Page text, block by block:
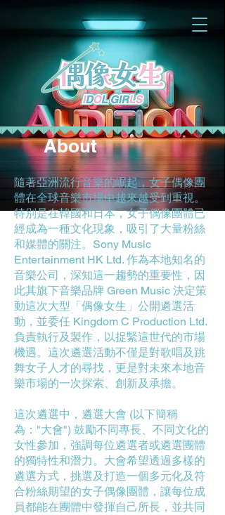
About
隨著亞洲流行音樂的崛起，女子偶像團
體在全球音樂市場中越來越受到重視。
特別是在韓國和日本，女子偶像團體已
經成為一種文化現象，吸引了大量粉絲
和媒體的關注。Sony Music
Entertainment HK Ltd. 作為本地知名的
音樂公司，深知這一趨勢的重要性，因
此其旗下音樂品牌 Green Music 決定策
動這次大型「偶像女生」公開遴選活
動，並委任 Kingdom C Production Ltd.
負責執行及製作，以捉緊這世代的市場
機遇。這次遴選活動不僅是對歌唱及跳
舞女子人才的尋找，更是對未來本地音
樂市場的一次探索、創新及承擔。
這次遴選中，遴選大會 (以下簡稱
為："大會") 鼓勵不同專長、不同文化的
女性參加，強調每位遴選者或遴選團體
的獨特性和潛力。大會希望透過多樣的
遴選方式，挑選及打造一個多元化及符
合粉絲期望的女子偶像團體，讓每位成
員都能在團體中發揮自己所長，並共同